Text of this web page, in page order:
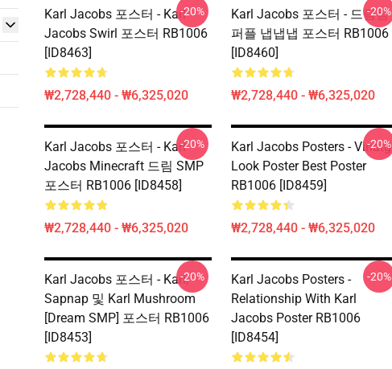
Karl Jacobs 포스터 - Karl
Jacobs Swirl 포스터 RB1006
[ID8463]
₩2,728,440 - ₩6,325,020
-20%
Karl Jacobs 포스터 - 드림팀
퍼플 냅냅냅 포스터 RB1006
[ID8460]
₩2,728,440 - ₩6,325,020
-20%
Karl Jacobs 포스터 - Karl
Jacobs Minecraft 드림 SMP
포스터 RB1006 [ID8458]
₩2,728,440 - ₩6,325,020
-20%
Karl Jacobs Posters -
Look Poster Best Poster
RB1006 [ID8459]
₩2,728,440 - ₩6,325,020
-20%
Karl Jacobs 포스터 - Karl,
Sapnap 및 Karl Mushroom
[Dream SMP] 포스터 RB1006
[ID8453]
-20%
Karl Jacobs Posters -
Relationship With Karl
Jacobs Poster RB1006
[ID8454]
-20%